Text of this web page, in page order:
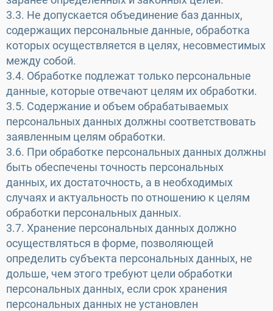
3.3. Не допускается объединение баз данных,
содержащих персональные данные, обработка
которых осуществляется в целях, несовместимых
между собой.
3.4. Обработке подлежат только персональные
данные, которые отвечают целям их обработки.
3.5. Содержание и объем обрабатываемых
персональных данных должны соответствовать
заявленным целям обработки.
3.6. При обработке персональных данных должны
быть обеспечены точность персональных
данных, их достаточность, а в необходимых
случаях и актуальность по отношению к целям
обработки персональных данных.
3.7. Хранение персональных данных должно
осуществляться в форме, позволяющей
определить субъекта персональных данных, не
дольше, чем этого требуют цели обработки
персональных данных, если срок хранения
персональных данных не установлен